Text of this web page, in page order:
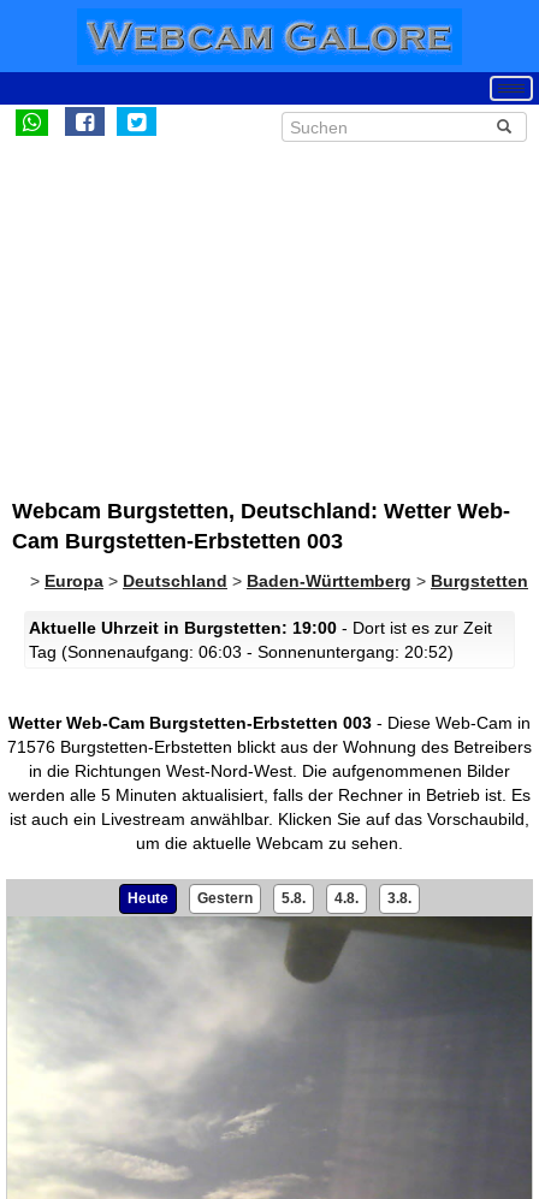
Webcam Burgstetten, Deutschland: Wetter Web-
Cam Burgstetten-Erbstetten 003
> Europa > Deutschland > Baden-Württemberg > Burgstetten
Aktuelle Uhrzeit in Burgstetten: 19:00 - Dort ist es zur Zeit
Tag (Sonnenaufgang: 06:03 - Sonnenuntergang: 20:52)
Wetter Web-Cam Burgstetten-Erbstetten 003 - Diese Web-Cam in
71576 Burgstetten-Erbstetten blickt aus der Wohnung des Betreibers
in die Richtungen West-Nord-West. Die aufgenommenen Bilder
werden alle 5 Minuten aktualisiert, falls der Rechner in Betrieb ist. Es
ist auch ein Livestream anwählbar. Klicken Sie auf das Vorschaubild,
um die aktuelle Webcam zu sehen.
Heute Gestern 5.8. 4.8. 3.8.